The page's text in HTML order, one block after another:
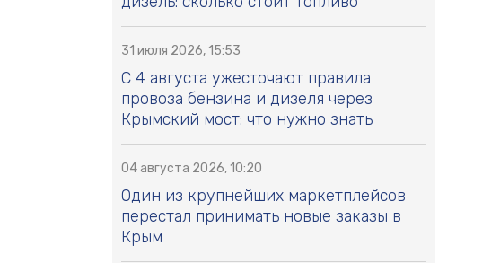
31 июля 2026, 15:53
С 4 августа ужесточают правила
провоза бензина и дизеля через
Крымский мост: что нужно знать
04 августа 2026, 10:20
Один из крупнейших маркетплейсов
перестал принимать новые заказы в
Крым